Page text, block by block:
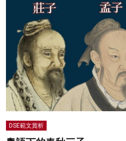
DSE範文賞析